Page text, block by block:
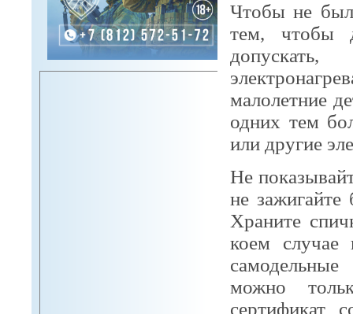
Чтобы не
тем, чтобы
малолетние
одних тем
или другие
Не
не
Храните
коем случае
можно
сертификат